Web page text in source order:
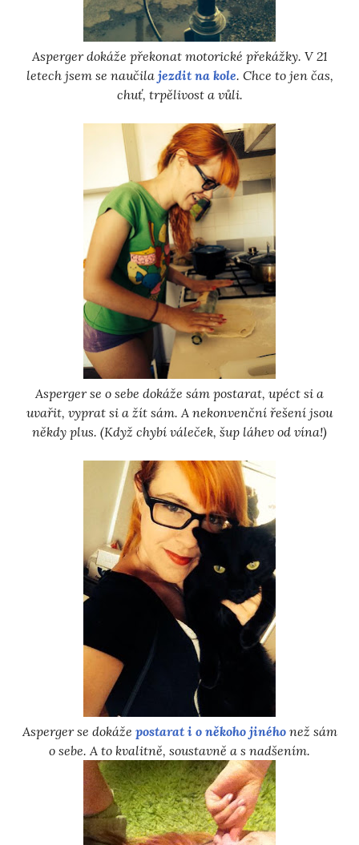
Asperger dokáže překonat motorické překážky. V 21
letech jsem se naučilajezdit na kole. Chce to jen čas,
chuť, trpělivost a vůli.
Asperger se o sebe dokáže sám postarat, upéct si a
uvařit, vyprat si a žít sám. A nekonvenční řešení jsou
někdy plus. (Když chybí váleček, šup láhev od vína!)
Asperger se dokáže postarat i o někoho jiného než sám
o sebe. A to kvalitně, soustavně a s nadšením.